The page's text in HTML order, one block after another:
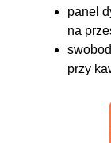
panel
na
przy